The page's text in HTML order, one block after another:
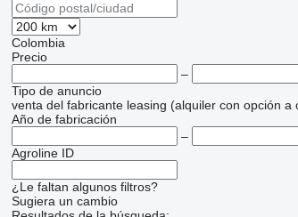
Colombia
Precio
–
Tipo de anuncio
venta del fabricante leasing (alquiler con opción a
Año de fabricación
–
Agroline ID
¿Le faltan algunos filtros?
Sugiera un cambio